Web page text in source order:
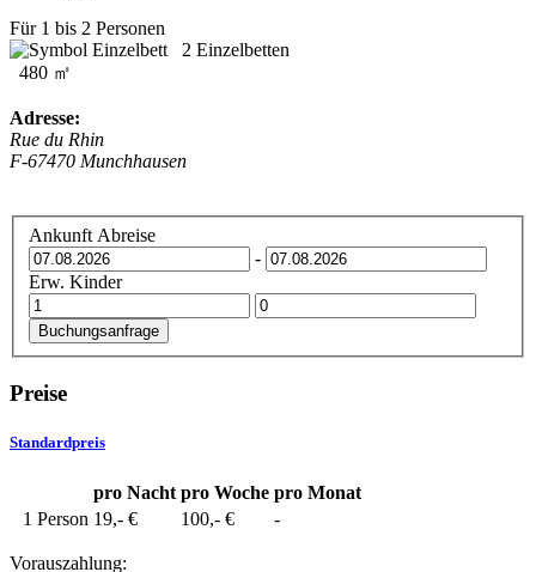
Für 1 bis 2 Personen
2 Einzelbetten
480 ㎡
Adresse:
Rue du Rhin
F-67470 Munchhausen
Ankunft Abreise
-
Erw. Kinder
Buchungsanfrage
Preise
Standardpreis
pro Nacht pro Woche pro Monat
1 Person 19,- € 100,- € -
Vorauszahlung: